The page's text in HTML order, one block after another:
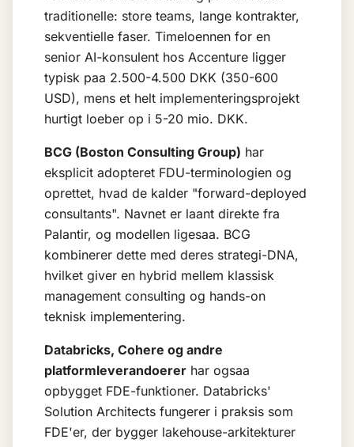
traditionelle: store teams, lange kontrakter,
sekventielle faser. Timeloennen for en
senior AI-konsulent hos Accenture ligger
typisk paa 2.500-4.500 DKK (350-600
USD), mens et helt implementeringsprojekt
hurtigt loeber op i 5-20 mio. DKK.
BCG (Boston Consulting Group) har
eksplicit adopteret FDU-terminologien og
oprettet, hvad de kalder "forward-deployed
consultants". Navnet er laant direkte fra
Palantir, og modellen ligesaa. BCG
kombinerer dette med deres strategi-DNA,
hvilket giver en hybrid mellem klassisk
management consulting og hands-on
teknisk implementering.
Databricks, Cohere og andre
platformleverandoerer har ogsaa
opbygget FDE-funktioner. Databricks'
Solution Architects fungerer i praksis som
FDE'er, der bygger lakehouse-arkitekturer